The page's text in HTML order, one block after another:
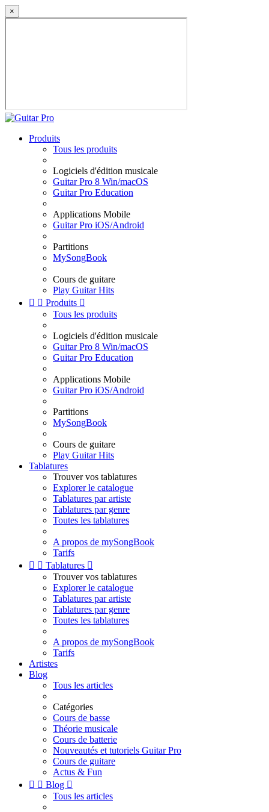
×
Produits
Tous les produits
Logiciels d'édition musicale
Guitar Pro 8 Win/macOS
Guitar Pro Education
Applications Mobile
Guitar Pro iOS/Android
Partitions
MySongBook
Cours de guitare
Play Guitar Hits
  Produits 
Tous les produits
Logiciels d'édition musicale
Guitar Pro 8 Win/macOS
Guitar Pro Education
Applications Mobile
Guitar Pro iOS/Android
Partitions
MySongBook
Cours de guitare
Play Guitar Hits
Tablatures
Trouver vos tablatures
Explorer le catalogue
Tablatures par artiste
Tablatures par genre
Toutes les tablatures
A propos de mySongBook
Tarifs
  Tablatures 
Trouver vos tablatures
Explorer le catalogue
Tablatures par artiste
Tablatures par genre
Toutes les tablatures
A propos de mySongBook
Tarifs
Artistes
Blog
Tous les articles
Catégories
Cours de basse
Théorie musicale
Cours de batterie
Nouveautés et tutoriels Guitar Pro
Cours de guitare
Actus & Fun
  Blog 
Tous les articles